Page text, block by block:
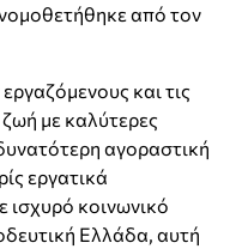
από τον
και τις
με καλύτερες
αγοραστική
εργατικά
ισχυρό κοινωνικό
Ελλάδα, αυτή